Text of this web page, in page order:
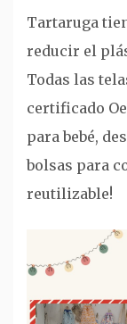
Tartaruga
reducir el
Todas las
certificado
para bebé,
bolsas para
reutilizable!